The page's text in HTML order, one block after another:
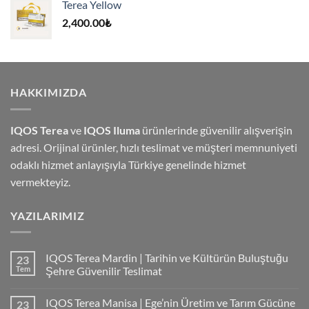
Terea Yellow
2,400.00₺
HAKKIMIZDA
IQOS Tereave IQOS Iluma ürünlerinde güvenilir alışverişin
adresi. Orijinal ürünler, hızlı teslimat ve müşteri memnuniyeti
odaklı hizmet anlayışıyla Türkiye genelinde hizmet
vermekteyiz.
YAZILARIMIZ
23
Tem
IQOS Terea Mardin | Tarihin ve Kültürün Buluştuğu
Şehre Güvenilir Teslimat
23 IQOS Terea Manisa | Ege’nin Üretim ve Tarım Gücüne